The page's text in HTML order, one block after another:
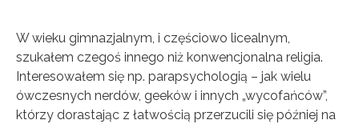
W wieku gimnazjalnym, i częściowo licealnym,
szukałem czegoś innego niż konwencjonalna religia.
Interesowałem się np. parapsychologią – jak wielu
ówczesnych nerdów, geeków i innych „wycofańców”,
którzy dorastając z łatwością przerzucili się później na